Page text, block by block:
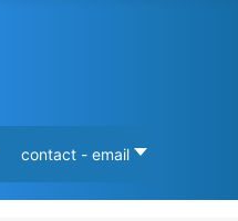
contact - email